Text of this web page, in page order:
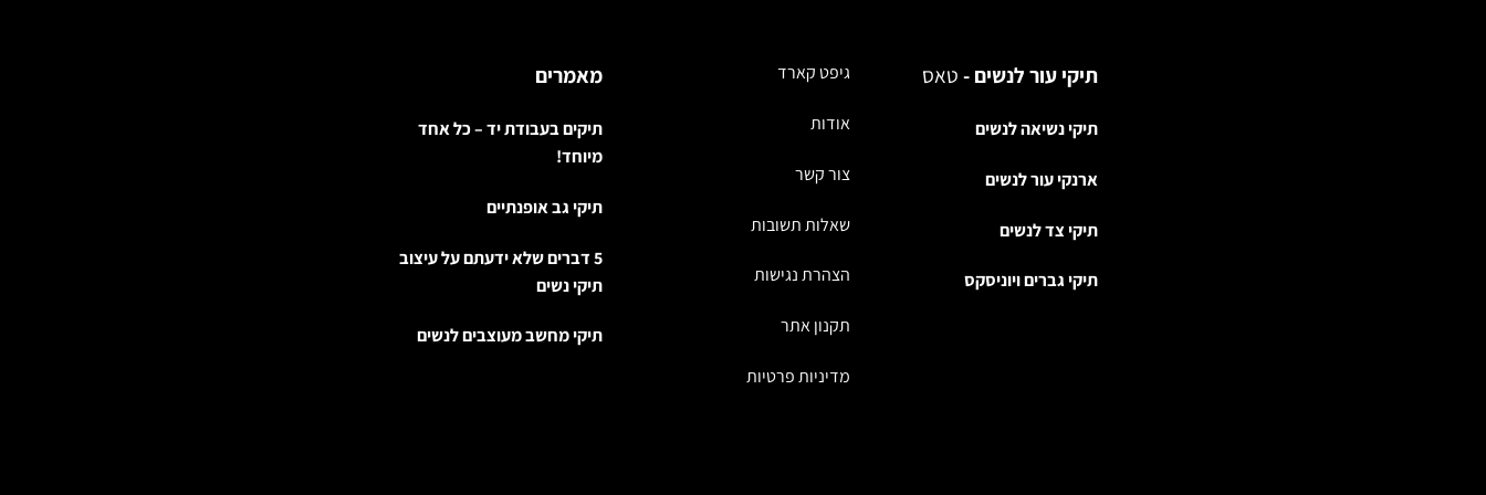
תיקי עור לנשים -טאס
תיקי נשיאה לנשים
ארנקי עור לנשים
תיקי צד לנשים
תיקי גברים ויוניסקס
גיפט קארד
אודות
צור קשר
שאלות תשובות
הצהרת נגישות
תקנון אתר
מדיניות פרטיות
מאמרים
תיקים בעבודת יד – כל אחד
מיוחד!
תיקי גב אופנתיים
5 דברים שלא ידעתם על עיצוב
תיקי נשים
תיקי מחשב מעוצבים לנשים